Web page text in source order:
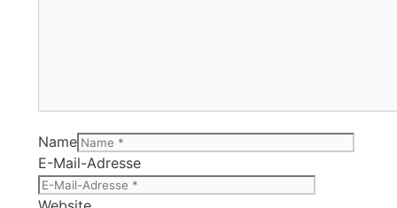
Name
E-Mail-Adresse